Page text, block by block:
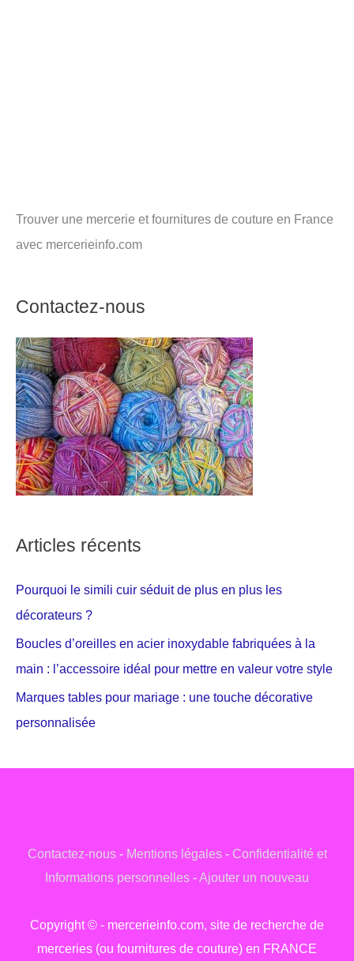
Trouver une mercerie et fournitures de couture en France
avec mercerieinfo.com
Contactez-nous
Articles récents
Pourquoi le simili cuir séduit de plus en plus les
décorateurs ?
Boucles d’oreilles en acier inoxydable fabriquées à la
main : l’accessoire idéal pour mettre en valeur votre style
Marques tables pour mariage : une touche décorative
personnalisée
Contactez-nous- Mentions légales- Confidentialité et
Informations personnelles -Ajouter un nouveau
Copyright © - mercerieinfo.com, site de recherche de
merceries (ou fournitures de couture) en FRANCE